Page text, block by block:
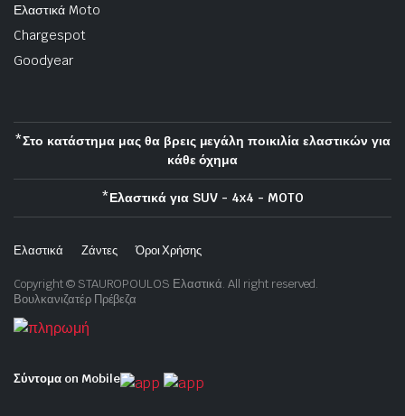
Ελαστικά Moto
Chargespot
Goodyear
*Στο κατάστημα μας θα βρεις μεγάλη ποικιλία ελαστικών για
κάθε όχημα
*Ελαστικά για SUV - 4x4 - MOTO
Ελαστικά Ζάντες Όροι Χρήσης
Copyright © STAUROPOULOS Ελαστικά. All right reserved.
Βουλκανιζατέρ Πρέβεζα
Σύντομα on Mobile